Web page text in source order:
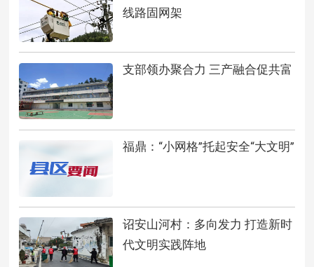
线路固网架
支部领办聚合力 三产融合促共富
福鼎：“小网格”托起安全“大文明”
诏安山河村：多向发力 打造新时
代文明实践阵地